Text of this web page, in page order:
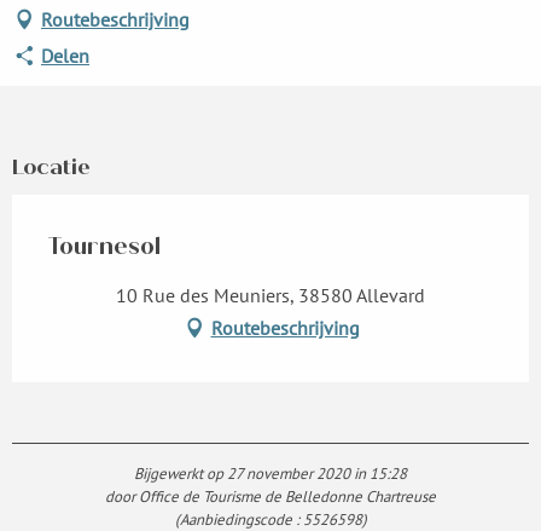
Routebeschrijving
Delen
Locatie
Tournesol
10 Rue des Meuniers, 38580 Allevard
Routebeschrijving
Bijgewerkt op 27 november 2020 in 15:28
door Office de Tourisme de Belledonne Chartreuse
(Aanbiedingscode :5526598)